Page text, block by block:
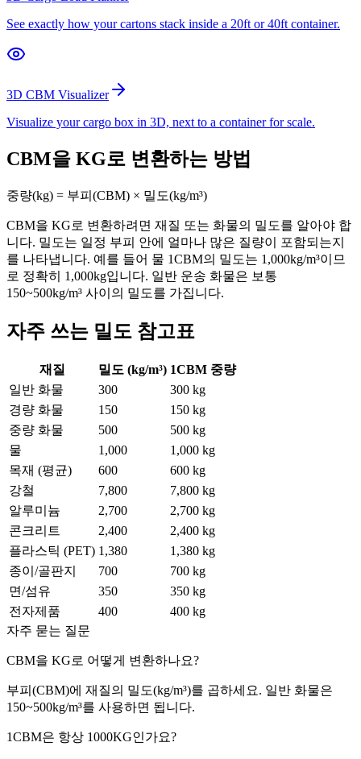
See exactly how your cartons stack inside a 20ft or 40ft container.
3D CBM Visualizer
Visualize your cargo box in 3D, next to a container for scale.
CBM을 KG로 변환하는 방법
중량(kg) = 부피(CBM) × 밀도(kg/m³)
CBM을 KG로 변환하려면 재질 또는 화물의 밀도를 알아야 합
니다. 밀도는 일정 부피 안에 얼마나 많은 질량이 포함되는지
를 나타냅니다. 예를 들어 물 1CBM의 밀도는 1,000kg/m³이므
로 정확히 1,000kg입니다. 일반 운송 화물은 보통
150~500kg/m³ 사이의 밀도를 가집니다.
자주 쓰는 밀도 참고표
재질 밀도 (kg/m³) 1CBM 중량
일반 화물
300 300 kg
경량 화물
150 150 kg
중량 화물
500 500 kg
물
1,000 1,000 kg
목재 (평균)
600 600 kg
강철
7,800 7,800 kg
알루미늄
2,700 2,700 kg
콘크리트
2,400 2,400 kg
플라스틱 (PET) 1,380 1,380 kg
종이/골판지
700 700 kg
면/섬유
350 350 kg
전자제품
400 400 kg
자주 묻는 질문
CBM을 KG로 어떻게 변환하나요?
부피(CBM)에 재질의 밀도(kg/m³)를 곱하세요. 일반 화물은
150~500kg/m³를 사용하면 됩니다.
1CBM은 항상 1000KG인가요?